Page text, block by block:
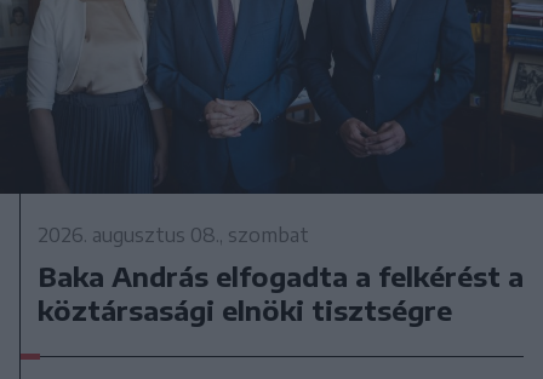
2026. augusztus 08., szombat
Baka András elfogadta a felkérést a
köztársasági elnöki tisztségre